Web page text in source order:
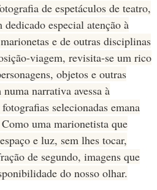
de espetáculos de teatro,
especial atenção à
e de outras disciplinas
viagem, revisita-se um rico
objetos e outras
narrativa avessa à
selecionadas emana
uma marionetista que
e luz, sem lhes tocar,
de segundo, imagens que
do nosso olhar.